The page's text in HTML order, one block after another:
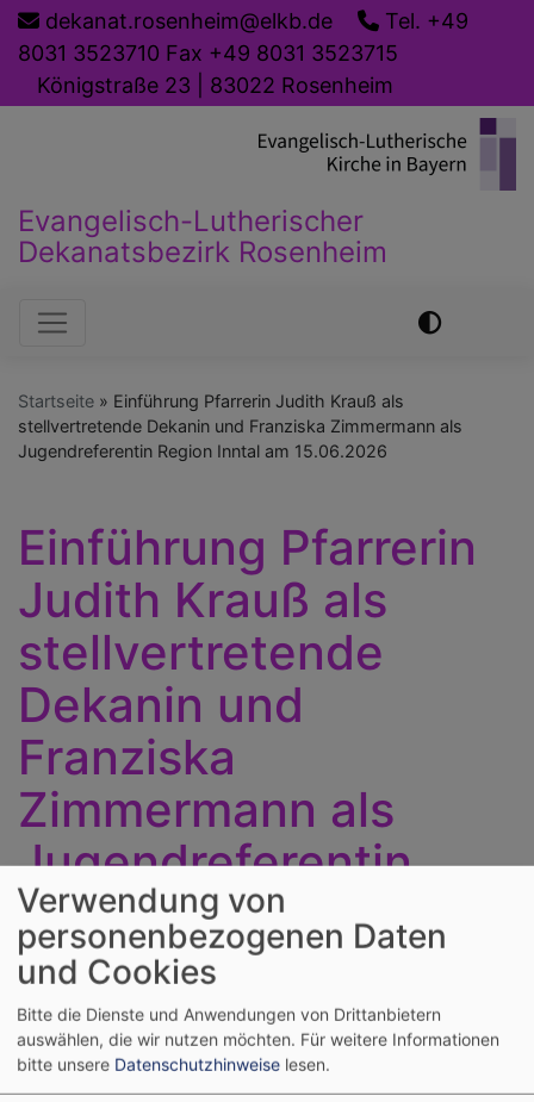
Direkt
zum
Inhalt
dekanat.rosenheim@elkb.de
Tel. +49
8031 3523710 Fax +49 8031 3523715
Königstraße 23 | 83022 Rosenheim
Evangelisch-Lutherischer
Dekanatsbezirk Rosenheim
Hauptnavigation
Startseite
Einführung Pfarrerin Judith Krauß als
stellvertretende Dekanin und Franziska Zimmermann als
Jugendreferentin Region Inntal am 15.06.2026
Einführung Pfarrerin
Judith Krauß als
stellvertretende
Dekanin und
Franziska
Zimmermann als
Jugendreferentin
Region Inntal am
15.06.2026
Verwendung von
personenbezogenen Daten
und Cookies
Bitte die Dienste und Anwendungen von Drittanbietern
auswählen, die wir nutzen möchten. Für weitere Informationen
bitte unsere Datenschutzhinweise lesen.